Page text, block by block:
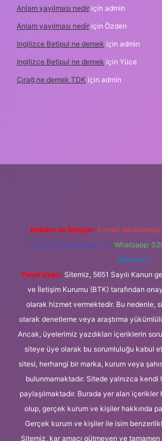
Anlam yayılması nedir için admin
Anlam yayılması nedir için Özden
Ingilizce Betipul ne demek için admin
Ingilizce Betipul ne demek için Yüce
Çırağ ne demek TDK için admin
Reklam ve İletişim: E-mail:
forumhizmeti@gmail.com Whatsapp:
@karabul
Yasal Uyarı: Sitemiz, 5651 Sayılı Kanun
ve İletişim Kurumu (BTK) tarafından
olarak hizmet vermektedir. Bu nedenle,
olarak denetleme veya araştırma
Ancak, üyelerimiz yazdıkları içeriklerin
siteye üye olarak bu sorumluluğu kabul
sitesi, herhangi bir marka, kurum veya
bulunmamaktadır. Sitede yalnızca kendi
paylaşılmaktadır. Burada yer alan
olup, gerçek kurum ve kişiler hakkında
Gerçek kurum ve kişiler ile isim
Sitemiz, kar amacı gütmeyen ve